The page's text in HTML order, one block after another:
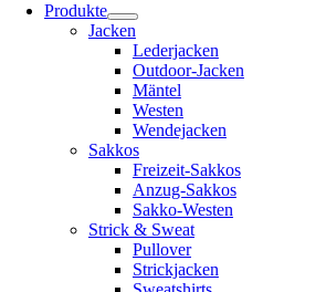
Produkte
Jacken
Lederjacken
Outdoor-Jacken
Mäntel
Westen
Wendejacken
Sakkos
Freizeit-Sakkos
Anzug-Sakkos
Sakko-Westen
Strick & Sweat
Pullover
Strickjacken